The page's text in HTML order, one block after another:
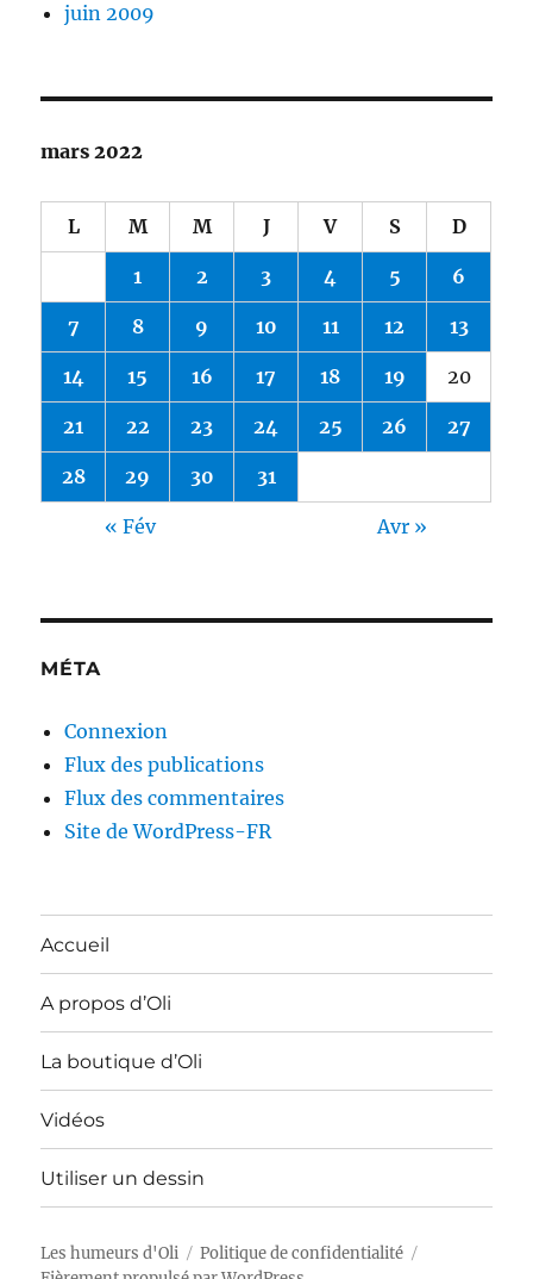
juin 2009
mars 2022
L M M J V S D
1 2 3 4 5 6
7 8 9 10 11 12 13
14 15 16 17 18 19 20
21 22 23 24 25 26 27
28 29 30 31
« Fév Avr »
MÉTA
Connexion
Flux des publications
Flux des commentaires
Site de WordPress-FR
Accueil
A propos d’Oli
La boutique d’Oli
Vidéos
Utiliser un dessin
Les humeurs d'Oli
Politique de confidentialité